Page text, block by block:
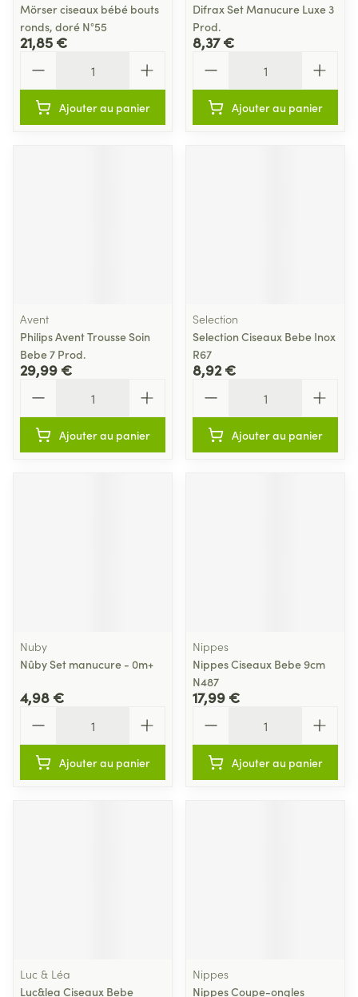
Mörser ciseaux bébé bouts
ronds, doré N°55
21,85 €
Ajouter au panier
Difrax Set Manucure Luxe 3
Prod.
8,37 €
Ajouter au panier
Avent
Philips Avent Trousse Soin
Bebe 7 Prod.
29,99 €
Ajouter au panier
Selection
Selection Ciseaux Bebe Inox
R67
8,92 €
Ajouter au panier
Nuby
Nûby Set manucure - 0m+
4,98 €
Ajouter au panier
Nippes
Nippes Ciseaux Bebe 9cm
N487
17,99 €
Ajouter au panier
Luc & Léa
Luc&lea Ciseaux Bebe
Nippes
Nippes Coupe-ongles